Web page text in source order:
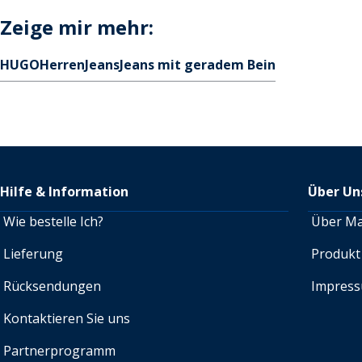
Zeige mir mehr:
HUGOHerrenJeansJeans mit geradem Bein
Hilfe & Information
Wie bestelle Ich?
Lieferung
Rücksendungen
Kontaktieren Sie uns
Partnerprogramm
Über
Über
Produkt